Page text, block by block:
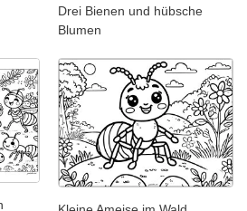
Drei Bienen und hübsche
Blumen